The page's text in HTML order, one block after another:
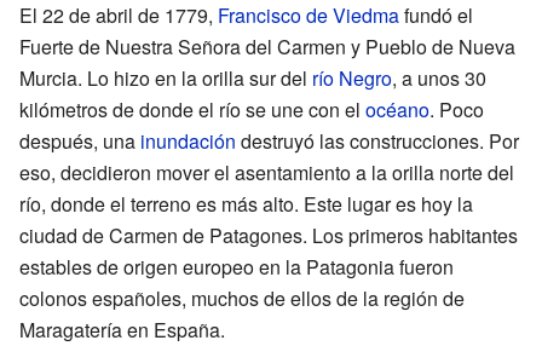
El 22 de abril de 1779, Francisco de Viedmafundó el
Fuerte de Nuestra Señora del Carmen y Pueblo de Nueva
Murcia. Lo hizo en la orilla sur del río Negro, a unos 30
kilómetros de donde el río se une con el océano. Poco
después, una inundación destruyó las construcciones. Por
eso, decidieron mover el asentamiento a la orilla norte del
río, donde el terreno es más alto. Este lugar es hoy la
ciudad de Carmen de Patagones. Los primeros habitantes
estables de origen europeo en la Patagonia fueron
colonos españoles, muchos de ellos de la región de
Maragatería en España.